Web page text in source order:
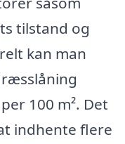
tilstand og
kan man
100 m². Det
indhente flere